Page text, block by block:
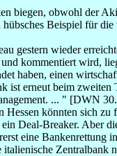
biegen, obwohl der
Beispiel für
gestern wieder
kommentiert wird,
haben, einen
ist erneut beim zweiten
... " [DWN
Hessen könnten sich
Deal-Breaker.
eine Bankenrettung
Zentralbank